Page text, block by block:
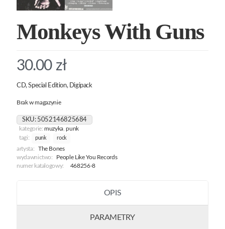
Monkeys With Guns
30.00 zł
CD, Special Edition, Digipack
Brak w magazynie
SKU: 5052146825684
kategorie:muzyka,punk
tagi:
punk rock
artysta:
The Bones
wydawnictwo:
People Like You Records
numer katalogowy:
468256-8
OPIS
PARAMETRY